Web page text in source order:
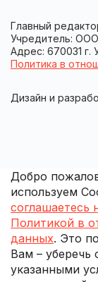
Главный
Учредитель:
Адрес: 670031 г.
Политика в
Дизайн и
Добро
используем
соглашаетесь
Политикой в
данных. Это
Вам – уберечь
указанными